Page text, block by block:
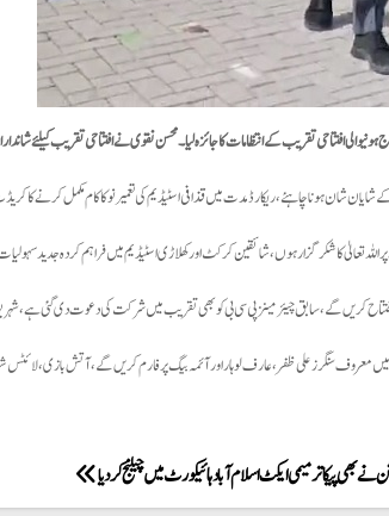
افتتاحی تقریب کے انتظامات کا جائزہ لیا۔ محسن نقوی نے افتتاحی تقریب کیلئے
شایان شان ہونا چاہئے، ریکارڈ مدت میں قذافی اسٹیڈیم کی تعمیر نو کا کام مکمل کرنے کا
اللہ تعالیٰ کا شکر گزار ہوں، شائقین کرکٹ اور کھلاڑی اسٹیڈیم میں فراہم کردہ جدید
افتتاح کریں گے، سابق چیئرمینز پی سی بی کو بھی تقریب میں شرکت کی دعوت دی گئی ہے،
معروف سنگرز علی ظفر، عارف لوہار اور آئمہ بیگ پرفارم کریں گے، آتش بازی، لائٹس شو
نے بھی پیکا ترمیمی ایکٹ اسلام آباد ہائیکورٹ میں چیلنج کردیا